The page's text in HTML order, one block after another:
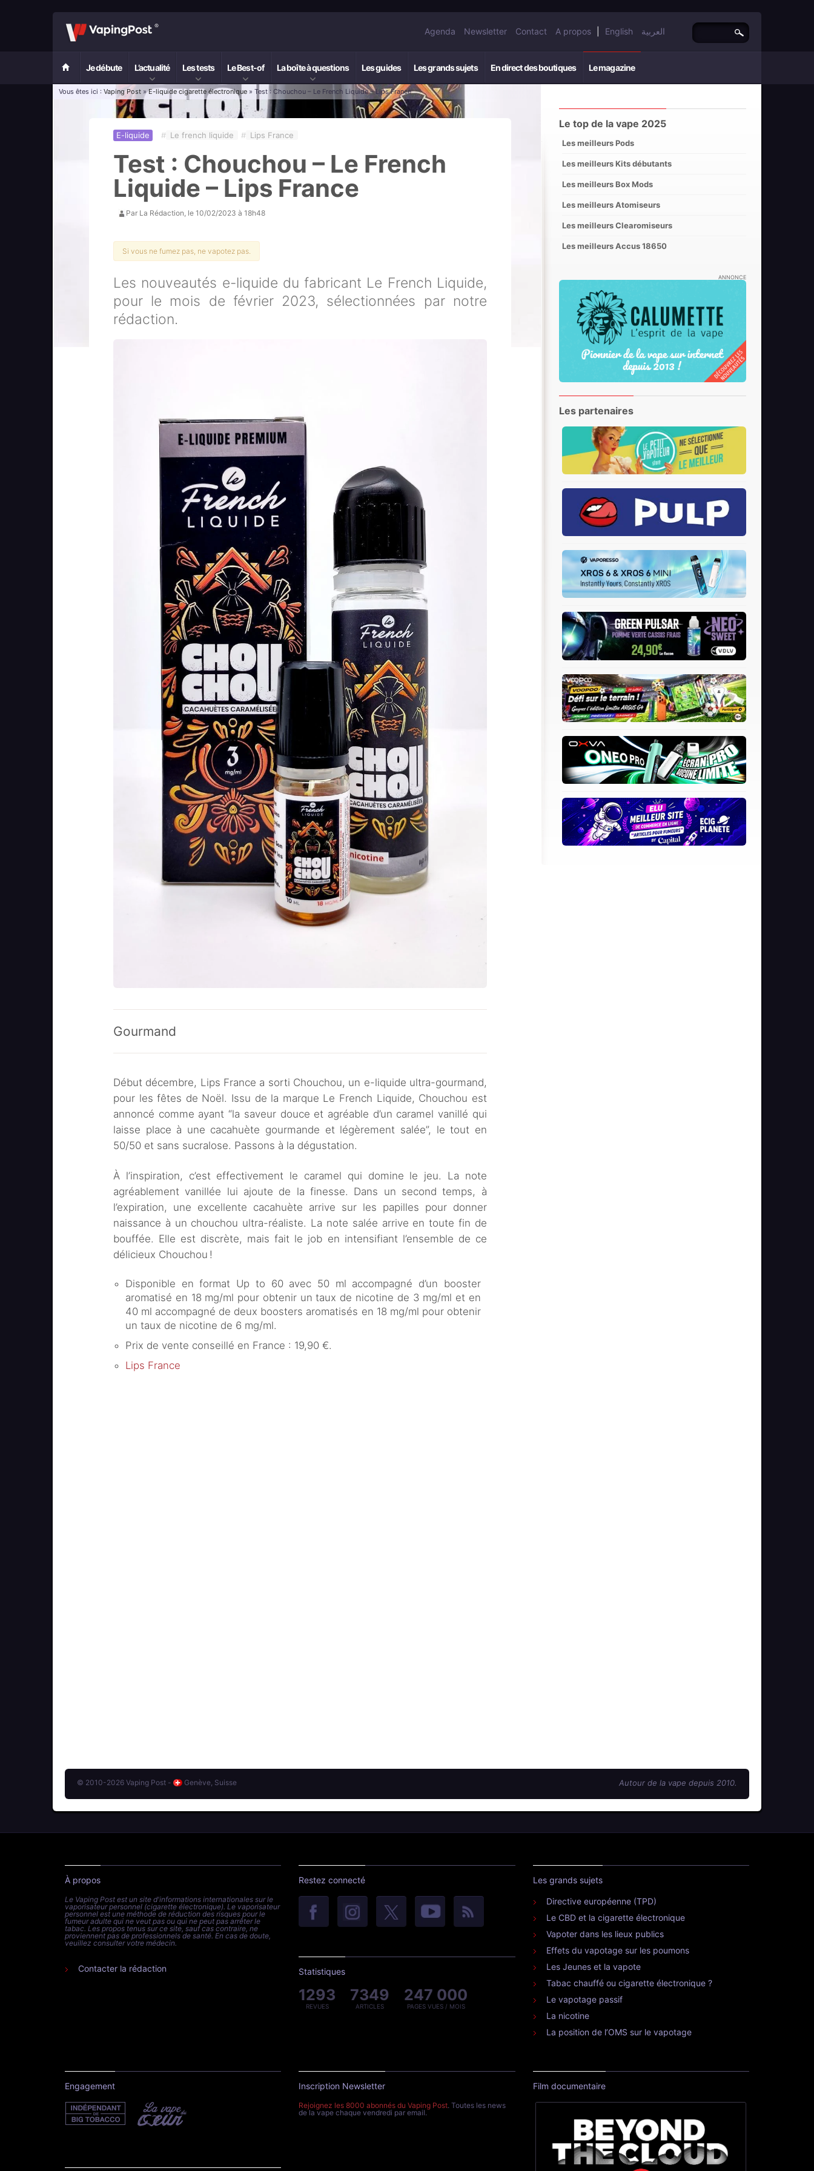
Agenda Newsletter Contact A propos English العربية
Je débute L’actualité Les tests Le Best-of La boîte à questions Les guides Les grands sujets En direct des boutiques Le magazine
Vous êtes ici : Vaping Post »E-liquide cigarette électronique » Test : Chouchou – Le French Liquide – Lips France
Test : Chouchou – Le French
Liquide – Lips France
E-liquide # Le french liquide # Lips France
Par La Rédaction, le 10/02/2023 à 18h48
Si vous ne fumez pas, ne vapotez pas.
Les nouveautés e-liquide du fabricant Le French Liquide,
pour le mois de février 2023, sélectionnées par notre
rédaction.
Gourmand
Début décembre, Lips France a sorti Chouchou, un e-liquide ultra-gourmand,
pour les fêtes de Noël. Issu de la marque Le French Liquide, Chouchou est
annoncé comme ayant “la saveur douce et agréable d’un caramel vanillé qui
laisse place à une cacahuète gourmande et légèrement salée”, le tout en
50/50 et sans sucralose. Passons à la dégustation.
À l’inspiration, c’est effectivement le caramel qui domine le jeu. La note
agréablement vanillée lui ajoute de la finesse. Dans un second temps, à
l’expiration, une excellente cacahuète arrive sur les papilles pour donner
naissance à un chouchou ultra-réaliste. La note salée arrive en toute fin de
bouffée. Elle est discrète, mais fait le job en intensifiant l’ensemble de ce
délicieux Chouchou !
Disponible en format Up to 60 avec 50 ml accompagné d’un booster
aromatisé en 18 mg/ml pour obtenir un taux de nicotine de 3 mg/ml et en
40 ml accompagné de deux boosters aromatisés en 18 mg/ml pour obtenir
un taux de nicotine de 6 mg/ml.
Prix de vente conseillé en France : 19,90 €.
Lips France
Le top de la vape 2025
Les meilleurs Pods
Les meilleurs Kits débutants
Les meilleurs Box Mods
Les meilleurs Atomiseurs
Les meilleurs Clearomiseurs
Les meilleurs Accus 18650
ANNONCE
Les partenaires
© 2010-2026 Vaping Post - Genève, Suisse Autour de la vape depuis 2010.
À propos
Le Vaping Post est un site d'informations internationales sur le
vaporisateur personnel (cigarette électronique). Le vaporisateur
personnel est une méthode de réduction des risques pour le
fumeur adulte qui ne veut pas ou qui ne peut pas arrêter le
tabac. Les propos tenus sur ce site, sauf cas contraire, ne
proviennent pas de professionnels de santé. En cas de doute,
veuillez consulter votre médecin.
Contacter la rédaction
Restez connecté
Statistiques
1293
REVUES
7349
ARTICLES
247 000
PAGES VUES / MOIS
Les grands sujets
Directive européenne (TPD)
Le CBD et la cigarette électronique
Vapoter dans les lieux publics
Effets du vapotage sur les poumons
Les Jeunes et la vapote
Tabac chauffé ou cigarette électronique ?
Le vapotage passif
La nicotine
La position de l’OMS sur le vapotage
Engagement Inscription Newsletter
Rejoignez les 8000 abonnés du Vaping Post. Toutes les news
de la vape chaque vendredi par email.
Film documentaire